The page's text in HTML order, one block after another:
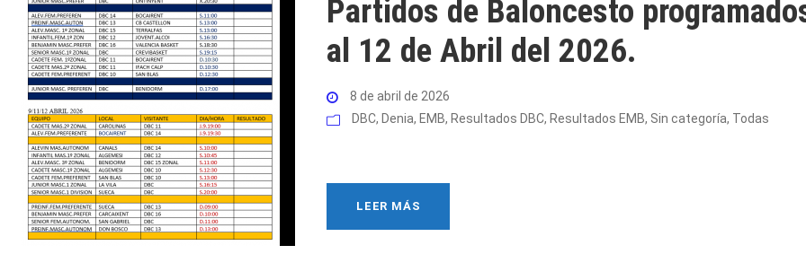
Partidos de Baloncesto
al 12 de Abril del 2026.
8 de abril de 2026
DBC, Denia, EMB, Resultados DBC, Resultados EMB, Sin categoría, Todas
LEER MÁS